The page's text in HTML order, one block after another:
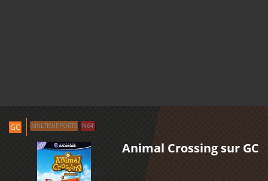
GC MULTISUPPORTS N64
Animal Crossing sur GC